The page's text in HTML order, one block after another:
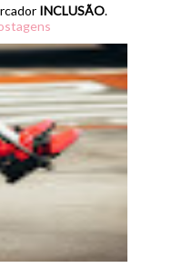
INCLUSÃO.